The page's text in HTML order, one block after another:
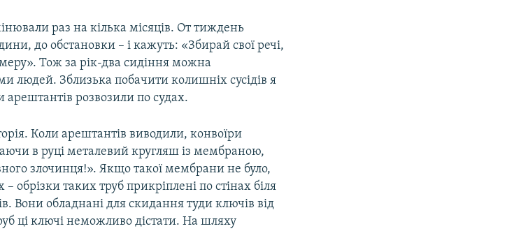
раз на кілька місяців. От тиждень
до обстановки – і кажуть: «Збирай свої речі,
Тож за рік-два сидіння можна
людей. Зблизька побачити колишніх сусідів я
розвозили по судах.
Коли арештантів виводили, конвоїри
в руці металевий кругляш із мембраною,
злочинця!». Якщо такої мембрани не було,
обрізки таких труб прикріплені по стінах біля
Вони обладнані для скидання туди ключів від
ці ключі неможливо дістати. На шляху